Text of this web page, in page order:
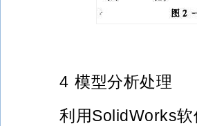
4 模型分析处理
利用SolidWorks软